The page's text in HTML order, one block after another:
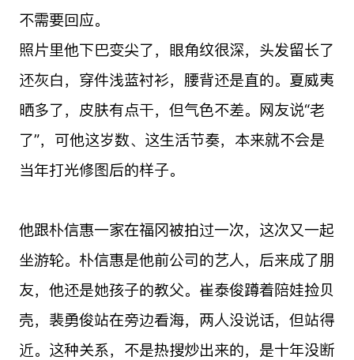
不需要回应。
照片里他下巴变尖了，眼角纹很深，头发留长了
还灰白，穿件浅蓝衬衫，腰背还是直的。夏威夷
晒多了，皮肤有点干，但气色不差。网友说“老
了”，可他这岁数、这生活节奏，本来就不会是
当年打光修图后的样子。
他跟朴信惠一家在福冈被拍过一次，这次又一起
坐游轮。朴信惠是他前公司的艺人，后来成了朋
友，他还是她孩子的教父。崔泰俊蹲着陪娃捡贝
壳，裴勇俊站在旁边看海，两人没说话，但站得
近。这种关系，不是热搜炒出来的，是十年没断